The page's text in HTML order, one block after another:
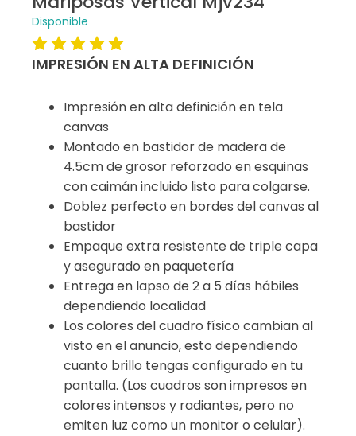
Disponible
IMPRESIÓN EN ALTA DEFINICIÓN
Impresión en alta definición en tela
canvas
Montado en bastidor de madera de
4.5cm de grosor reforzado en esquinas
con caimán incluido listo para colgarse.
Doblez perfecto en bordes del canvas al
bastidor
Empaque extra resistente de triple capa
y asegurado en paquetería
Entrega en lapso de 2 a 5 días hábiles
dependiendo localidad
Los colores del cuadro físico cambian al
visto en el anuncio, esto dependiendo
cuanto brillo tengas configurado en tu
pantalla. (Los cuadros son impresos en
colores intensos y radiantes, pero no
emiten luz como un monitor o celular).